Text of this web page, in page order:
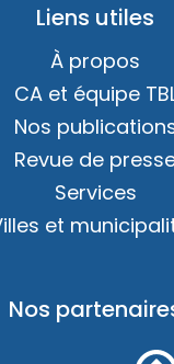
Liens utiles
À propos
CA et équipe
Nos
Revue de
Services
et
Nos